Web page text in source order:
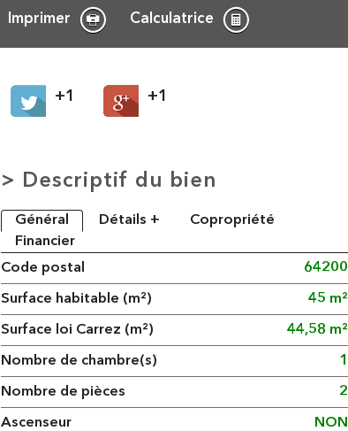
Imprimer Calculatrice
+1 +1
> Descriptif du bien
Général Détails +
Copropriété
Financier
Code postal
64200
Surface habitable (m²) 45 m²
Surface loi Carrez (m²) 44,58 m²
Nombre de chambre(s) 1
Nombre de pièces 2
Ascenseur NON